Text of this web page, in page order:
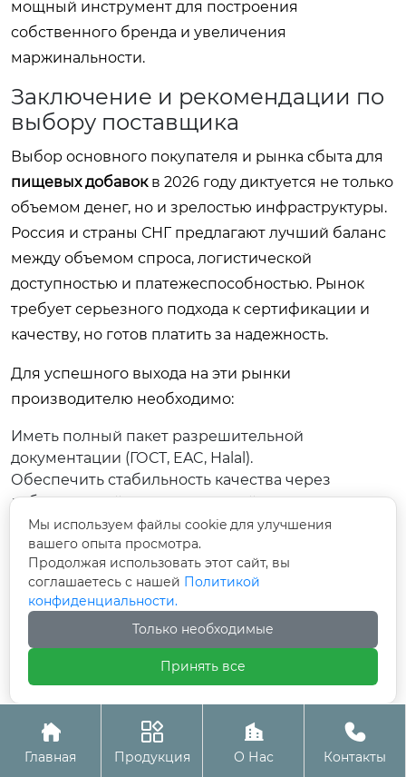
мощный инструмент для построения
собственного бренда и увеличения
маржинальности.
Заключение и рекомендации по
выбору поставщика
Выбор основного покупателя и рынка сбыта для
пищевых добавокв 2026 году диктуется не только
объемом денег, но и зрелостью инфраструктуры.
Россия и страны СНГ предлагают лучший баланс
между объемом спроса, логистической
доступностью и платежеспособностью. Рынок
требует серьезного подхода к сертификации и
качеству, но готов платить за надежность.
Для успешного выхода на эти рынки
производителю необходимо:
Иметь полный пакет разрешительной
документации (ГОСТ, EAC, Halal).
Обеспечить стабильность качества через
лабораторный контроль каждой партии.
Предлагать гибкие логистические решения и
страхование грузов.
Инвестировать в техническую поддержку
клиентов, помогая технологам внедрять новые
ингредиенты в рецептуры.
Компании, которые воспринимают продажу
специй как продажу технологических решений, а
не просто товара, выигрывают долгосрочные
контракты. Партнерство с такими
производителями, как
профессиональный
поставщик специализированных пищевых

Главная

Продукция

О Нас

Контакты
Мы используем файлы cookie для улучшения
вашего опыта просмотра.
Продолжая использовать этот сайт, вы
соглашаетесь с нашей Политикой
конфиденциальности.
Только необходимые
Принять все